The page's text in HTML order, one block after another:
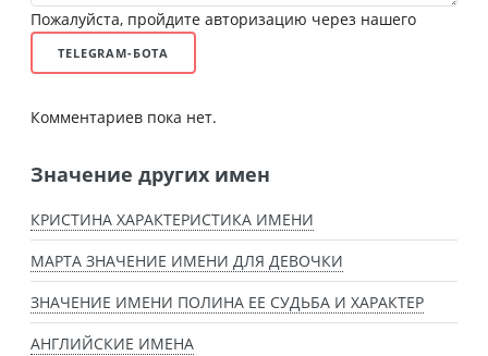
Пожалуйста, пройдите авторизацию через нашего
TELEGRAM-БОТА
Комментариев пока нет.
Значение других имен
КРИСТИНА ХАРАКТЕРИСТИКА ИМЕНИ
МАРТА ЗНАЧЕНИЕ ИМЕНИ ДЛЯ ДЕВОЧКИ
ЗНАЧЕНИЕ ИМЕНИ ПОЛИНА ЕЕ СУДЬБА И ХАРАКТЕР
АНГЛИЙСКИЕ ИМЕНА